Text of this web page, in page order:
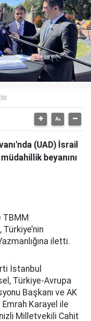
(UAD) İsrail
beyanını
TBMM
iletti.
İstanbul
Türkiye-Avrupa
Başkanı ve AK
Karayel ile
Milletvekili Cahit